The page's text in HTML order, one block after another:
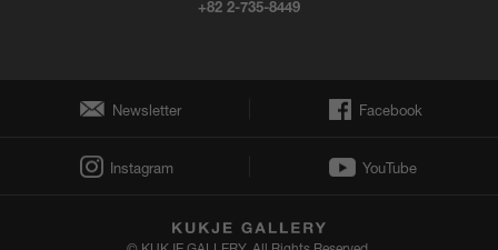
Newsletter Facebook
Instagram YouTube